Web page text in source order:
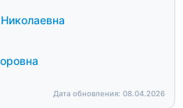
Дата обновления: 08.04.2026